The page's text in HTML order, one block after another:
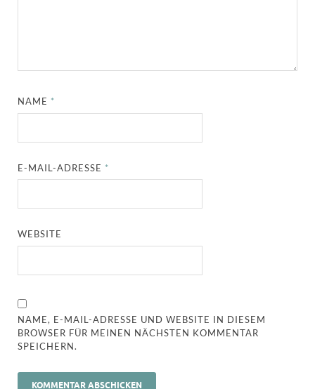
NAME *
E-MAIL-ADRESSE *
WEBSITE
NAME, E-MAIL-ADRESSE UND WEBSITE IN DIESEM
BROWSER FÜR MEINEN NÄCHSTEN KOMMENTAR
SPEICHERN.